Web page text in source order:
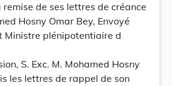
de ses lettres de créance
Hosny Omar Bey, Envoyé
Ministre plénipotentiaire d
S. Exc. M. Mohamed Hosny
les lettres de rappel de son